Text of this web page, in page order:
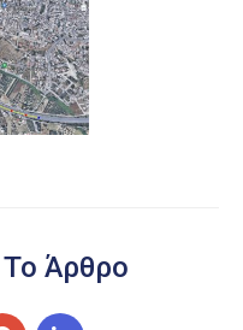
Άρθρο